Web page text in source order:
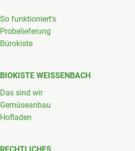
So funktioniert's
Probelieferung
Bürokiste
BIOKISTE WEISSENBACH
Das sind wir
Gemüseanbau
Hofladen